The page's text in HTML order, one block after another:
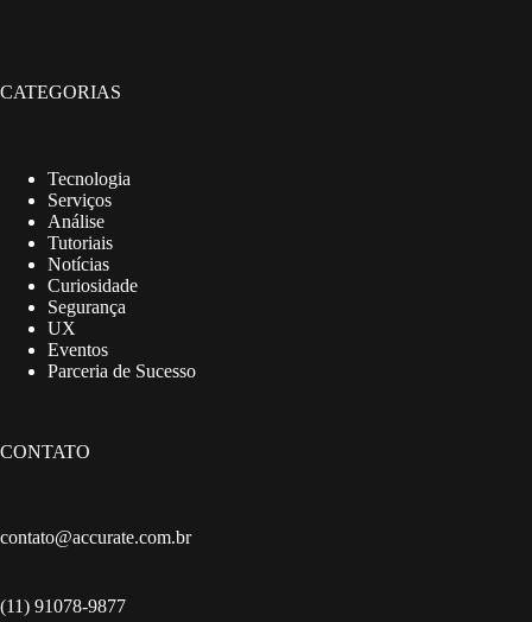
CATEGORIAS
Tecnologia
Serviços
Análise
Tutoriais
Notícias
Curiosidade
Segurança
UX
Eventos
Parceria de Sucesso
CONTATO
contato@accurate.com.br
(11) 91078-9877